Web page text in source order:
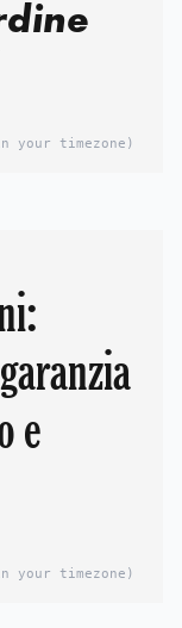
your timezone)
e
your timezone)